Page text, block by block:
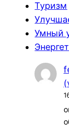
Туризм
Умный